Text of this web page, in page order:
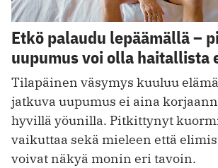
Etkö palaudu lepäämällä –
uupumus voi olla haitallista
Tilapäinen väsymys kuuluu
jatkuva uupumus ei aina
hyvillä yöunilla. Pitkittynyt
vaikuttaa sekä mieleen että
voivat näkyä monin eri tavoin.